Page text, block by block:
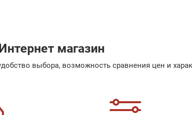
магазин
выбора, возможность сравнения цен и